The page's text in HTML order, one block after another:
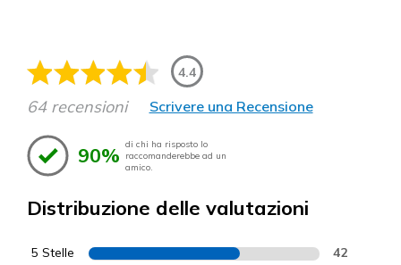
4.4
64 recensioni Scrivere una Recensione
90% di chi ha risposto lo
raccomanderebbe ad un
amico.
Distribuzione delle valutazioni
5 Stelle 42